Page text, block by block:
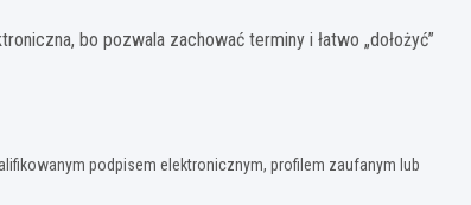
bo pozwala zachować terminy i łatwo „dołożyć”
podpisem elektronicznym, profilem zaufanym lub